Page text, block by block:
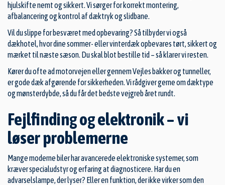
hjulskifte nemt og sikkert. Vi sørger for korrekt montering,
afbalancering og kontrol af dæktryk og slidbane.
Vil du slippe for besværet med opbevaring? Så tilbyder vi også
dækhotel, hvor dine sommer- eller vinterdæk opbevares tørt, sikkert og
mærket til næste sæson. Du skal blot bestille tid – så klarer vi resten.
Kører du ofte ad motorvejen eller gennem Vejles bakker og tunneller,
er gode dæk afgørende for sikkerheden. Vi rådgiver gerne om dæktype
og mønsterdybde, så du får det bedste vejgreb året rundt.
Fejlfinding og elektronik – vi
løser problemerne
Mange moderne biler har avancerede elektroniske systemer, som
kræver specialudstyr og erfaring at diagnosticere. Har du en
advarselslampe, der lyser? Eller en funktion, der ikke virker som den